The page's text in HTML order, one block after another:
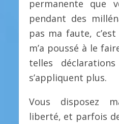
permanente que
pendant des
pas ma faute,
m’a poussé à le
telles
s’appliquent plus.
Vous disposez
liberté, et parfois